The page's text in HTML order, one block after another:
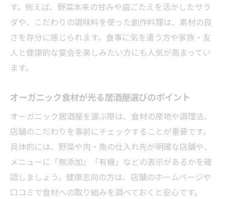
オーガニック派も満足できる居酒屋の魅力
とは
居酒屋が提供するオーガニック料理の安心
感
自然派居酒屋で人気のメニューを体験しよ
う
健康を意識した居酒屋のおもてなしが嬉し
い理由
健康志向に寄り添う居酒屋のオーガニック活用
法
す。例えば、野菜本来の甘みや歯ごたえを活かしたサラ
ダや、こだわりの調味料を使った創作料理は、素材の良
さを存分に感じられます。食事に気を遣う方や家族・友
人と健康的な宴会を楽しみたい方にも人気が高まってい
ます。
オーガニック食材が光る居酒屋選びのポイント
オーガニック居酒屋を選ぶ際は、食材の産地や調理法、
店舗のこだわりを事前にチェックすることが重要です。
具体的には、野菜や肉・魚の仕入れ先が明確な店舗や、
メニューに「無添加」「有機」などの表示があるかを確
認しましょう。健康志向の方は、店舗のホームページや
口コミで食材への取り組みを調べておくと安心です。